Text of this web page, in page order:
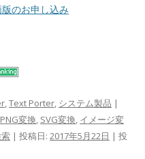
のお申し込み
,Text Porter, システム製品 |
PNG変換, SVG変換, イメージ変
| 投稿日: 2017年5月22日 | 投